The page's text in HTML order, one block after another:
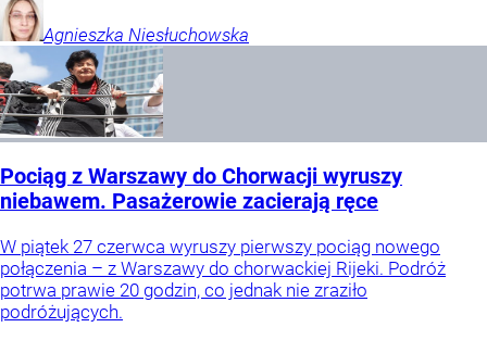
Agnieszka Niesłuchowska
Pociąg z Warszawy do Chorwacji wyruszy
niebawem. Pasażerowie zacierają ręce
W piątek 27 czerwca wyruszy pierwszy pociąg nowego
połączenia – z Warszawy do chorwackiej Rijeki. Podróż
potrwa prawie 20 godzin, co jednak nie zraziło
podróżujących.